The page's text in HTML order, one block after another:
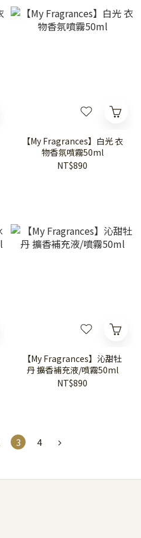
【My Fragrances】白光 衣
物香氛噴霧50ml
NT$890
【My Fragrances】沁甜牡
丹 擴香補充液/噴霧50ml
NT$890
3 4